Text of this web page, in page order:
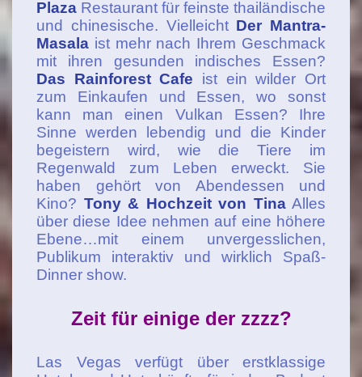
Plaza Restaurant für feinste thailändische
und chinesische. Vielleicht Der Mantra-
Masala ist mehr nach Ihrem Geschmack
mit ihren gesunden indisches Essen?
Das Rainforest Cafe ist ein wilder Ort
zum Einkaufen und Essen, wo sonst
kann man einen Vulkan Essen? Ihre
Sinne werden lebendig und die Kinder
begeistern wird, wie die Tiere im
Regenwald zum Leben erweckt. Sie
haben gehört von Abendessen und
Kino? Tony & Hochzeit von TinaAlles
über diese Idee nehmen auf eine höhere
Ebene…mit einem unvergesslichen,
Publikum interaktiv und wirklich Spaß-
Dinner show.
Zeit für einige der zzzz?
Las Vegas verfügt über erstklassige